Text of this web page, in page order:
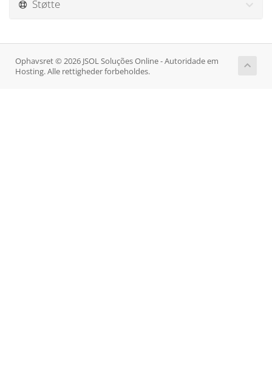
Støtte
Ophavsret © 2026 JSOL Soluções Online - Autoridade em
Hosting. Alle rettigheder forbeholdes.